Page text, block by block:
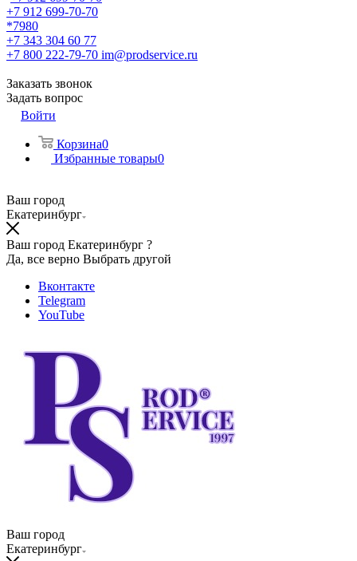
+7 912 699-70-70
*7980
+7 343 304 60 77
+7 800 222-79-70 im@prodservice.ru
Заказать звонок
Задать вопрос
Войти
Корзина0
Избранные товары0
Ваш город
Екатеринбург
Ваш город Екатеринбург ?
Да, все верно Выбрать другой
Вконтакте
Telegram
YouTube
Ваш город
Екатеринбург